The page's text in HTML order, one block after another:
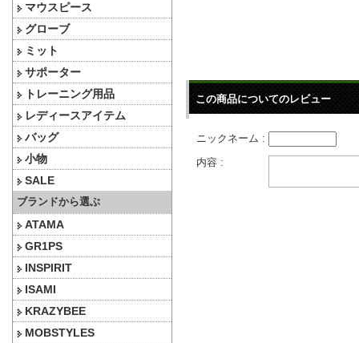
マウスピース
グローブ
ミット
サポーター
トレーニング用品
レディースアイテム
バッグ
小物
SALE
ブランドから選ぶ
ATAMA
GR1PS
INSPIRIT
ISAMI
KRAZYBEE
MOBSTYLES
この商品についてのレビュー
ニックネーム :
内容 :